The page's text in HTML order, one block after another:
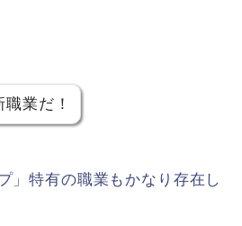
職業だ！
」特有の職業もかなり存在し